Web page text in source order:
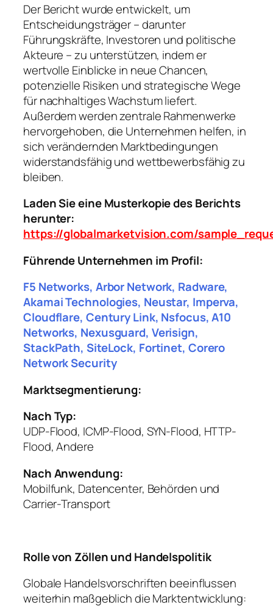
Der Bericht wurde entwickelt, um
Entscheidungsträger – darunter
Führungskräfte, Investoren und politische
Akteure – zu unterstützen, indem er
wertvolle Einblicke in neue Chancen,
potenzielle Risiken und strategische Wege
für nachhaltiges Wachstum liefert.
Außerdem werden zentrale Rahmenwerke
hervorgehoben, die Unternehmen helfen, in
sich verändernden Marktbedingungen
widerstandsfähig und wettbewerbsfähig zu
bleiben.
Laden Sie eine Musterkopie des Berichts
herunter:
https://globalmarketvision.com/
Führende Unternehmen im Profil:
F5 Networks, Arbor Network, Radware,
Akamai Technologies, Neustar, Imperva,
Cloudflare, Century Link, Nsfocus, A10
Networks, Nexusguard, Verisign,
StackPath, SiteLock, Fortinet, Corero
Network Security
Marktsegmentierung:
Nach Typ:
UDP-Flood, ICMP-Flood, SYN-Flood, HTTP-
Flood, Andere
Nach Anwendung:
Mobilfunk, Datencenter, Behörden und
Carrier-Transport
Rolle von Zöllen und Handelspolitik
Globale Handelsvorschriften beeinflussen
weiterhin maßgeblich die Marktentwicklung: